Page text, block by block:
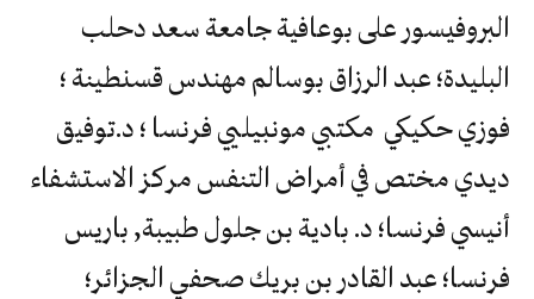
البروفيسور على بوعافية جامعة سعد دحلب
البليدة؛ عبد الرزاق بوسالم مهندس قسنطينة ؛
فوزي حكيكي مكتبي مونبيليي فرنسا ؛ د.توفيق
ديدي مختص في أمراض التنفس مركز الاستشفاء
أنيسي فرنسا؛ د. بادية بن جلول طبيبة, باريس
فرنسا؛ عبد القادر بن بريك صحفي الجزائر؛